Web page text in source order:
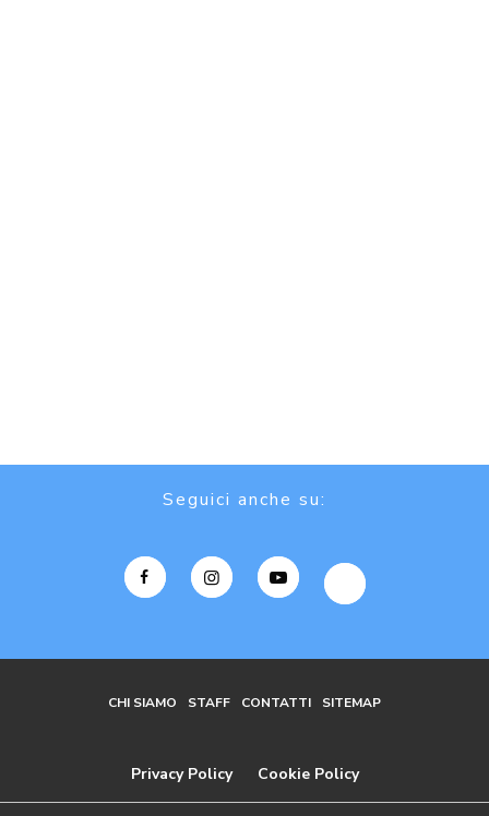
Seguici anche su:
CHI SIAMO STAFF CONTATTI SITEMAP
Privacy Policy Cookie Policy